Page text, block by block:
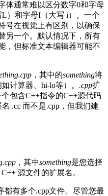
体通常难以区分数字0和字母
）和字母I（大写 i）。一个
号在视觉上有区别，以确保
另一个。默认情况下，所有
，但标准文本编辑器可能不
，其中的something将
计算器、hi-lo等）。 .cpp扩
包含C++指令的C++源代码
.cc 而不是.cpp，但我们建
，其中something是您选择
源文件的扩展名。
都有多个.cpp文件。尽管您最